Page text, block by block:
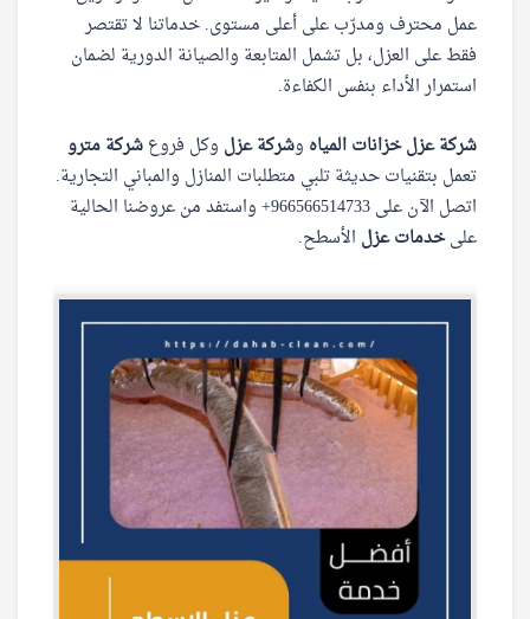
عمل محترف ومدرّب على أعلى مستوى. خدماتنا لا تقتصر
فقط على العزل، بل تشمل المتابعة والصيانة الدورية لضمان
استمرار الأداء بنفس الكفاءة.
شركة عزل خزانات المياه وشركة عزل وكل فروعشركة مترو
تعمل بتقنيات حديثة تلبي متطلبات المنازل والمباني التجارية.
اتصل الآن على ‎+966566514733‎‏ واستفد من عروضنا الحالية
علىخدمات عزل الأسطح.